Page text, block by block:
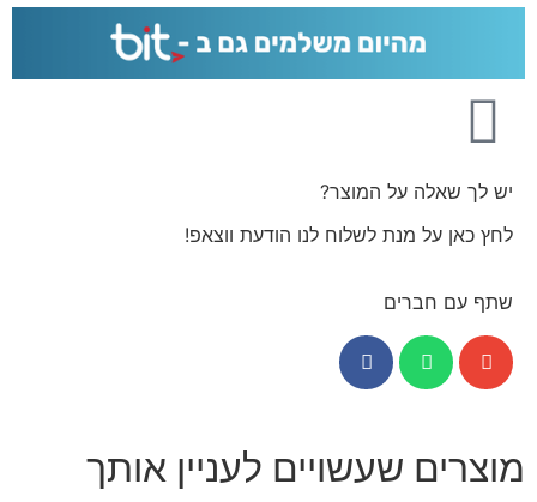
יש לך שאלה על המוצר?
לחץ כאן על מנת לשלוח לנו הודעת ווצאפ!
שתף עם חברים
מוצרים שעשויים לעניין אותך